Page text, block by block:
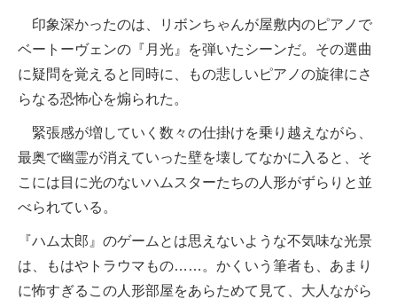
印象深かったのは、リボンちゃんが屋敷内のピアノで
ベートーヴェンの『月光』を弾いたシーンだ。その選曲
に疑問を覚えると同時に、もの悲しいピアノの旋律にさ
らなる恐怖心を煽られた。
緊張感が増していく数々の仕掛けを乗り越えながら、
最奥で幽霊が消えていった壁を壊してなかに入ると、そ
こには目に光のないハムスターたちの人形がずらりと並
べられている。
『ハム太郎』のゲームとは思えないような不気味な光景
は、もはやトラウマもの……。かくいう筆者も、あまり
に怖すぎるこの人形部屋をあらためて見て、大人ながら